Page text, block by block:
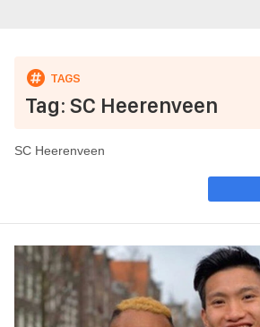
Tag: SC Heerenveen
SC Heerenveen